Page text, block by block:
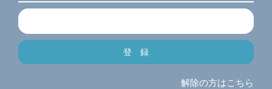
解除の方はこちら